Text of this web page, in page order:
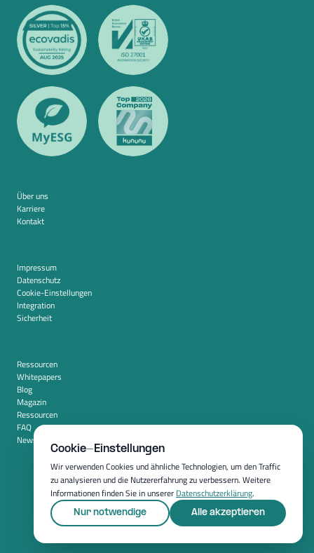
Über uns
Karriere
Kontakt
Impressum
Datenschutz
Cookie-Einstellungen
Integration
Sicherheit
Ressourcen
Whitepapers
Blog
Magazin
Ressourcen
FAQ
Newsroom
Cookie-Einstellungen
Wir verwenden Cookies und ähnliche Technologien, um den Traffic
zu analysieren und die Nutzererfahrung zu verbessern. Weitere
Informationen finden Sie in unserer Datenschutzerklärung.
Nur notwendige Alle akzeptieren